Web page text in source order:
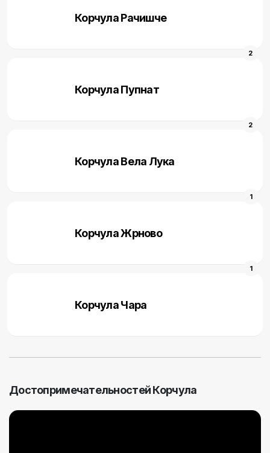
Корчула Рачишче
Корчула Пупнат
2
Корчула Вела Лука
2
Корчула Жрново
1
Корчула Чара
1
Достопримечательностей Корчула